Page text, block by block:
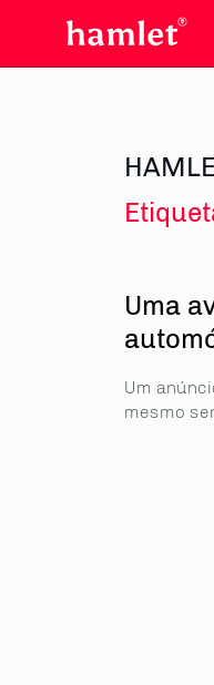
Uma
Um
mesmo